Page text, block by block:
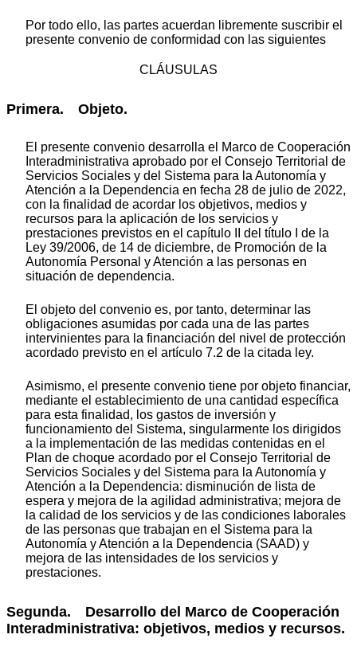
Por todo ello, las partes acuerdan libremente suscribir el
presente convenio de conformidad con las siguientes
CLÁUSULAS
Primera. Objeto.
El presente convenio desarrolla el Marco de Cooperación
Interadministrativa aprobado por el Consejo Territorial de
Servicios Sociales y del Sistema para la Autonomía y
Atención a la Dependencia en fecha 28 de julio de 2022,
con la finalidad de acordar los objetivos, medios y
recursos para la aplicación de los servicios y
prestaciones previstos en el capítulo II del título I de la
Ley 39/2006, de 14 de diciembre, de Promoción de la
Autonomía Personal y Atención a las personas en
situación de dependencia.
El objeto del convenio es, por tanto, determinar las
obligaciones asumidas por cada una de las partes
intervinientes para la financiación del nivel de protección
acordado previsto en el artículo 7.2 de la citada ley.
Asimismo, el presente convenio tiene por objeto financiar,
mediante el establecimiento de una cantidad específica
para esta finalidad, los gastos de inversión y
funcionamiento del Sistema, singularmente los dirigidos
a la implementación de las medidas contenidas en el
Plan de choque acordado por el Consejo Territorial de
Servicios Sociales y del Sistema para la Autonomía y
Atención a la Dependencia: disminución de lista de
espera y mejora de la agilidad administrativa; mejora de
la calidad de los servicios y de las condiciones laborales
de las personas que trabajan en el Sistema para la
Autonomía y Atención a la Dependencia (SAAD) y
mejora de las intensidades de los servicios y
prestaciones.
Segunda. Desarrollo del Marco de Cooperación
Interadministrativa: objetivos, medios y recursos.